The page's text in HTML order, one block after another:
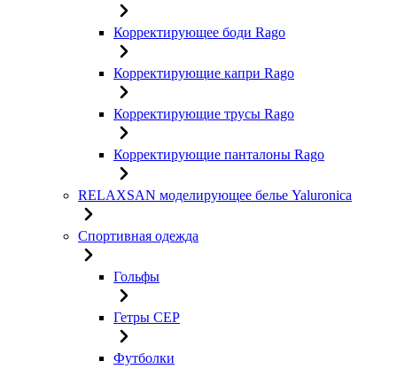
Корректирующее боди Rago
Корректирующие капри Rago
Корректирующие трусы Rago
Корректирующие панталоны Rago
RELAXSAN моделирующее белье Yaluroniсa
Спортивная одежда
Гольфы
Гетры CEP
Футболки